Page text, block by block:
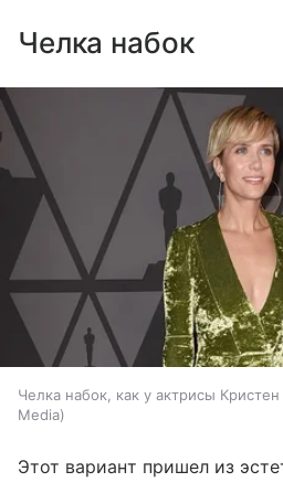
Челка набок
Челка набок, как у актрисы Кристен
Media
Этот вариант пришел из